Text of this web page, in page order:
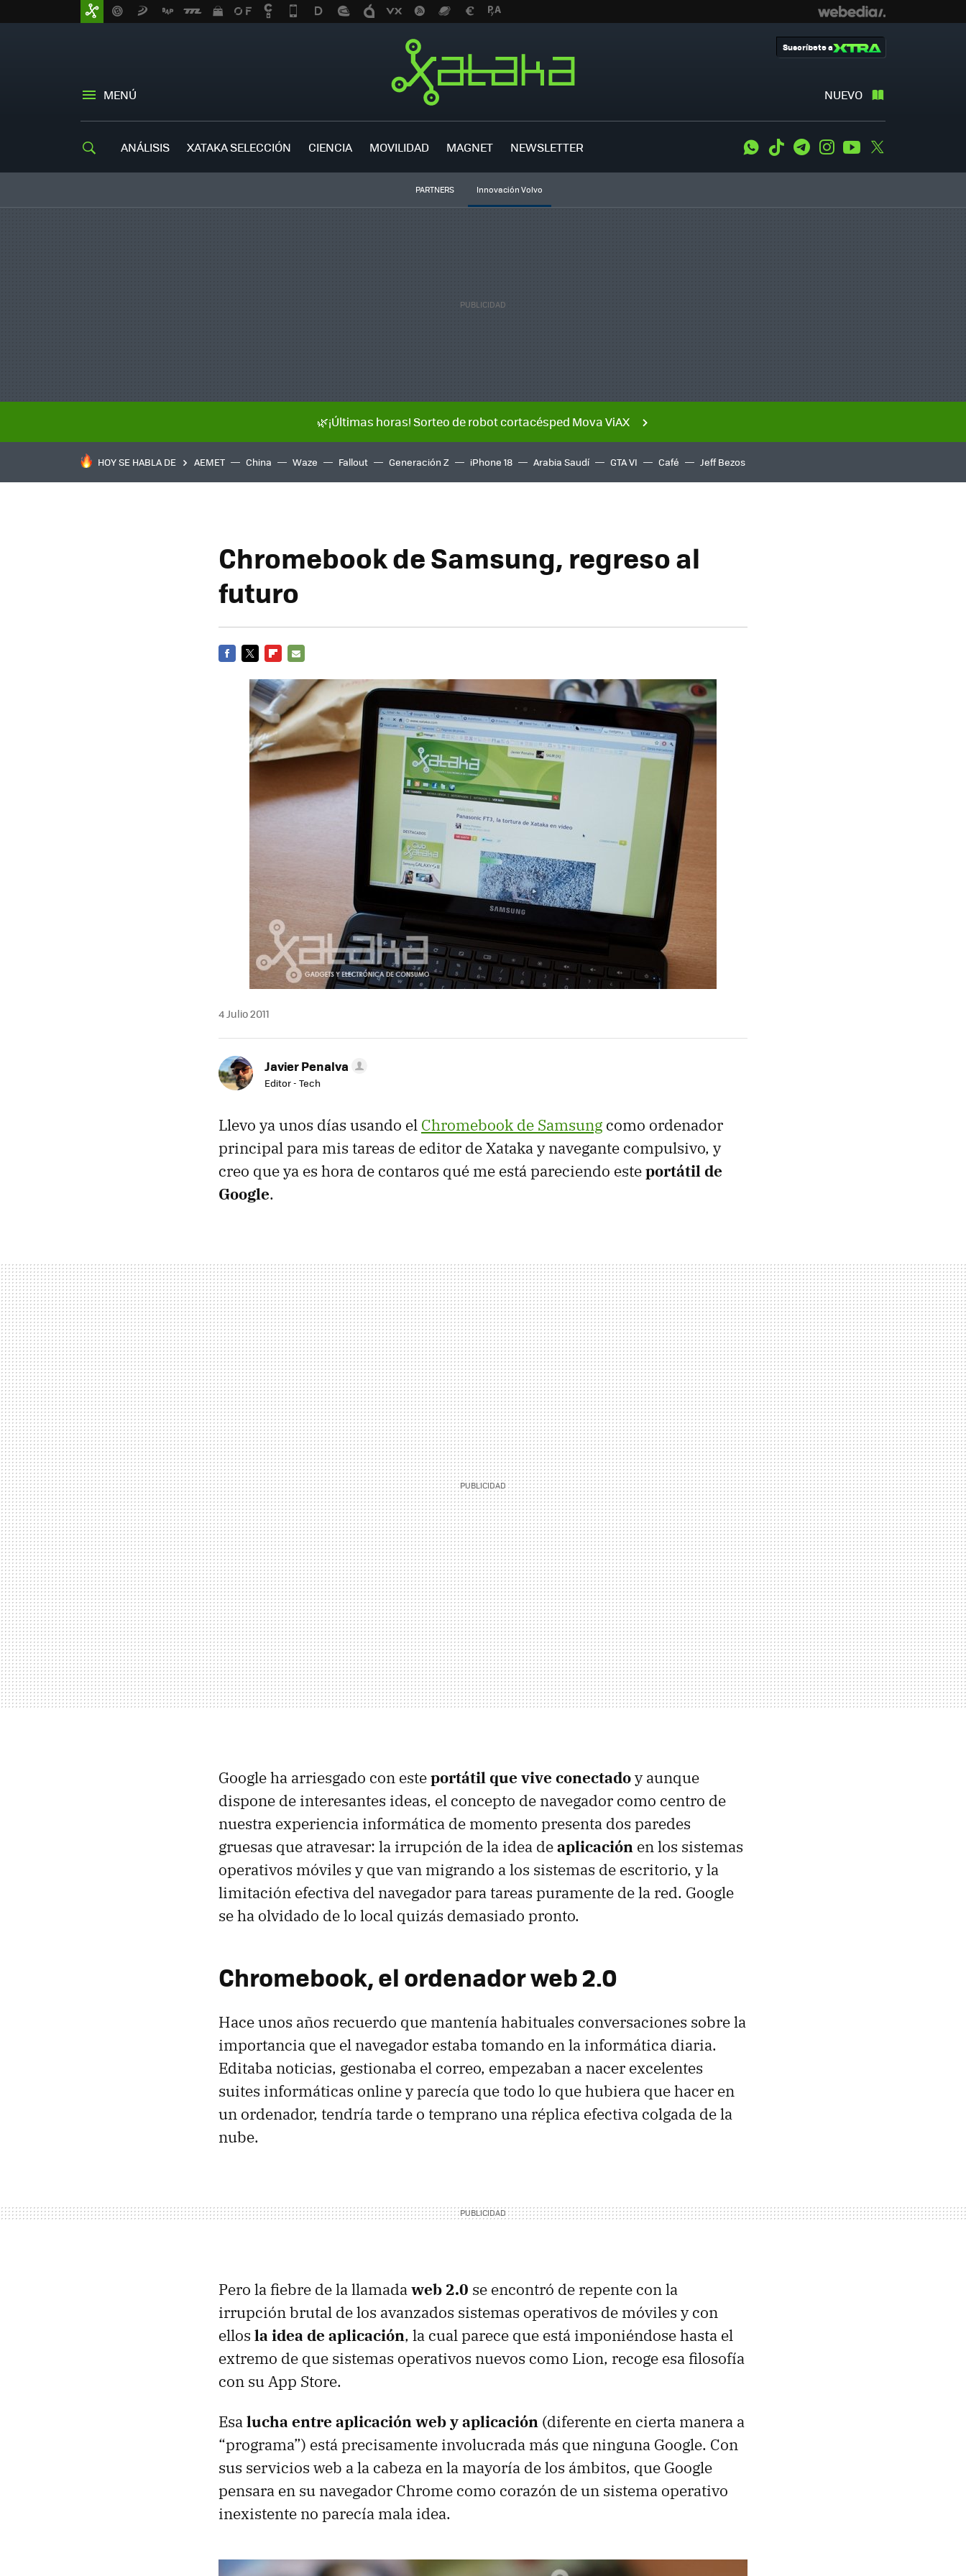
MENÚ NUEVO
Suscríbete a
ANÁLISIS XATAKA SELECCIÓN CIENCIA MOVILIDAD MAGNET NEWSLETTER WhatsApp
Tiktok TelegramInstagramYoutube
PARTNERS Innovación Volvo
🌿¡Últimas horas! Sorteo de robot cortacésped Mova ViAX
HOY SE HABLA DE AEMET China Waze Fallout Generación Z iPhone 18 Arabia Saudí GTA VI Café Jeff Bezos
Chromebook de Samsung, regreso al
futuro
MAIL
4 Julio 2011
Javier Penalva
Editor - Tech
Llevo ya unos días usando el Chromebook de Samsung como ordenador
principal para mis tareas de editor de Xataka y navegante compulsivo, y
creo que ya es hora de contaros qué me está pareciendo esteportátil de
Google.
Google ha arriesgado con esteportátil que vive conectadoy aunque
dispone de interesantes ideas, el concepto de navegador como centro de
nuestra experiencia informática de momento presenta dos paredes
gruesas que atravesar: la irrupción de la idea deaplicación en los sistemas
operativos móviles y que van migrando a los sistemas de escritorio, y la
limitación efectiva del navegador para tareas puramente de la red. Google
se ha olvidado de lo local quizás demasiado pronto.
Chromebook, el ordenador web 2.0
Hace unos años recuerdo que mantenía habituales conversaciones sobre la
importancia que el navegador estaba tomando en la informática diaria.
Editaba noticias, gestionaba el correo, empezaban a nacer excelentes
suites informáticas online y parecía que todo lo que hubiera que hacer en
un ordenador, tendría tarde o temprano una réplica efectiva colgada de la
nube.
Pero la fiebre de la llamadaweb 2.0 se encontró de repente con la
irrupción brutal de los avanzados sistemas operativos de móviles y con
ellos la idea de aplicación, la cual parece que está imponiéndose hasta el
extremo de que sistemas operativos nuevos como Lion, recoge esa filosofía
con su App Store.
Esalucha entre aplicación web y aplicación (diferente en cierta manera a
“programa”) está precisamente involucrada más que ninguna Google. Con
sus servicios web a la cabeza en la mayoría de los ámbitos, que Google
pensara en su navegador Chrome como corazón de un sistema operativo
inexistente no parecía mala idea.